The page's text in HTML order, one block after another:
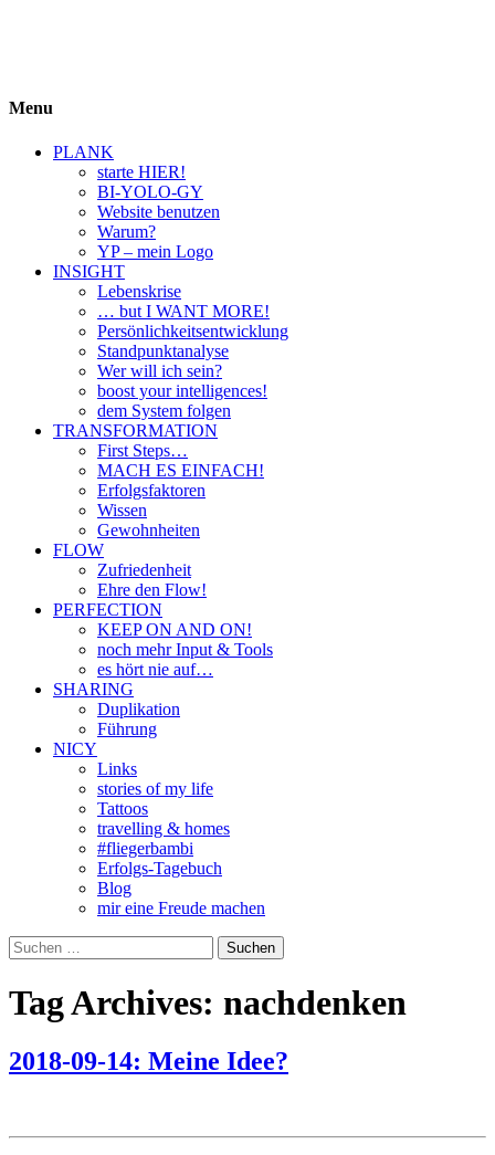
Menu
PLANK
starte HIER!
BI-YOLO-GY
Website benutzen
Warum?
YP – mein Logo
INSIGHT
Lebenskrise
… but I WANT MORE!
Persönlichkeitsentwicklung
Standpunktanalyse
Wer will ich sein?
boost your intelligences!
dem System folgen
TRANSFORMATION
First Steps…
MACH ES EINFACH!
Erfolgsfaktoren
Wissen
Gewohnheiten
FLOW
Zufriedenheit
Ehre den Flow!
PERFECTION
KEEP ON AND ON!
noch mehr Input & Tools
es hört nie auf…
SHARING
Duplikation
Führung
NICY
Links
stories of my life
Tattoos
travelling & homes
#fliegerbambi
Erfolgs-Tagebuch
Blog
mir eine Freude machen
Suchen
nach:
Tag Archives: nachdenken
2018-09-14: Meine Idee?